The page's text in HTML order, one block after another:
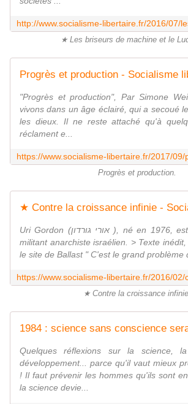
★ Les briseurs de machine et le
Progrès et production - Socialisme
"Progrès et production", Par Simone
vivons dans un âge éclairé, qui a secoué
les dieux. Il ne reste attaché qu'à
réclament e...
Progrès et production.
Uri Gordon (אורי גורדון ), né en 1976, est un théoricien et
militant anarchiste israélien. > Texte
le site de Ballast " C'est le grand problème
★ Contre la croissance
Quelques réflexions sur la science,
développement... parce qu'il vaut mieux
! Il faut prévenir les hommes qu'ils sont
la science devie...